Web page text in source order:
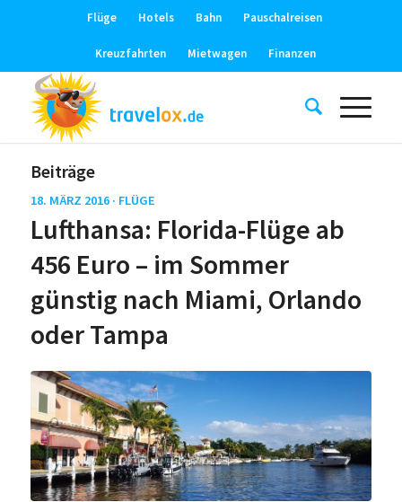
Flüge Hotels Bahn Pauschalreisen
Kreuzfahrten Mietwagen Finanzen
Beiträge
18. MÄRZ 2016 · FLÜGE
Lufthansa: Florida-Flüge ab
456 Euro – im Sommer
günstig nach Miami, Orlando
oder Tampa